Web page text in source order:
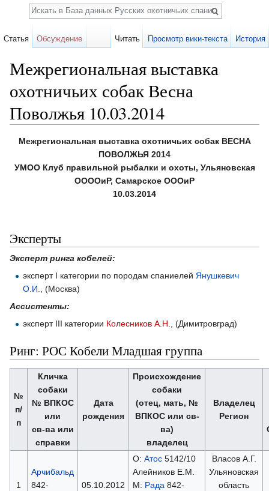
Межрегиональная выставка
охотничьих собак Весна
Поволжья 10.03.2014
Межрегиональная выставка охотничьих собак ВЕСНА
ПОВОЛЖЬЯ 2014
УМОО Клуб правильной рыбалки и охоты, Ульяновская
ООООиР, Самарское ОООиР
10.03.2014
Эксперты
Эксперт ринга кобелей:
эксперт I категории по породам спаниелейЯнушкевич
О.И., (Москва)
Ассистенты:
эксперт III категории Колесников А.Н., (Димитровград)
Ринг: РОС Кобели Младшая группа
№
п/
п
Кличка
собаки
№ ВПКОС
или
св-ва или
справки
Дата
рождения
Происхождение
собаки
(отец, мать, №
ВПКОС или св-
ва)
владелец
Владелец
Регион
1
Арчибальд
842-
05.10.2012
О: Атос5142/10
Алейников Е.М.
М: Рада842-
Власов А.Г.
Ульяновская
область
Статья Обсуждение Читать Просмотр вики-текста История
Поиск